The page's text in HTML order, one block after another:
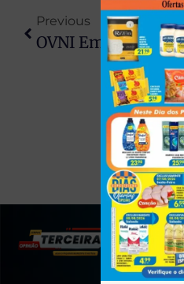
Previous
OVNI Em Campo Largo Viraliza E Novos Vídeos Surgem No Paraná